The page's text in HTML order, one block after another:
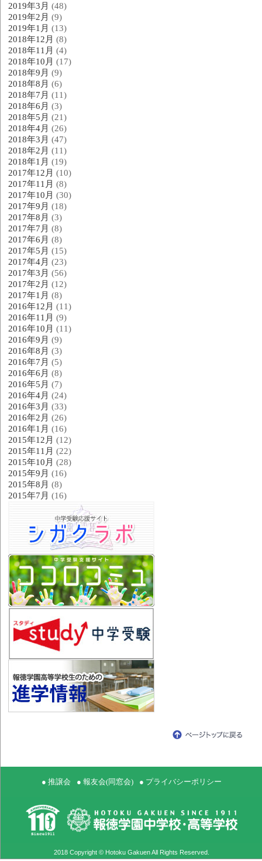
2019年3月 (48)
2019年2月 (9)
2019年1月 (13)
2018年12月 (8)
2018年11月 (4)
2018年10月 (17)
2018年9月 (9)
2018年8月 (6)
2018年7月 (11)
2018年6月 (3)
2018年5月 (21)
2018年4月 (26)
2018年3月 (47)
2018年2月 (11)
2018年1月 (19)
2017年12月 (10)
2017年11月 (8)
2017年10月 (30)
2017年9月 (18)
2017年8月 (3)
2017年7月 (8)
2017年6月 (8)
2017年5月 (15)
2017年4月 (23)
2017年3月 (56)
2017年2月 (12)
2017年1月 (8)
2016年12月 (11)
2016年11月 (9)
2016年10月 (11)
2016年9月 (9)
2016年8月 (3)
2016年7月 (5)
2016年6月 (8)
2016年5月 (7)
2016年4月 (24)
2016年3月 (33)
2016年2月 (26)
2016年1月 (16)
2015年12月 (12)
2015年11月 (22)
2015年10月 (28)
2015年9月 (16)
2015年8月 (8)
2015年7月 (16)
● 推譲会 ● 報友会(同窓会) ● プライバシーポリシー
2018 Copyright © Hotoku Gakuen All Rights Reserved.